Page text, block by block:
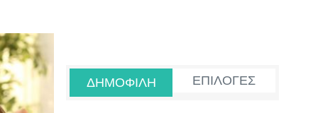
ΔΗΜΟΦΙΛΗ ΕΠΙΛΟΓΕΣ